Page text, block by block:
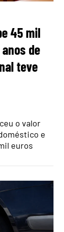
45 mil
de
teve
o valor
e
euros